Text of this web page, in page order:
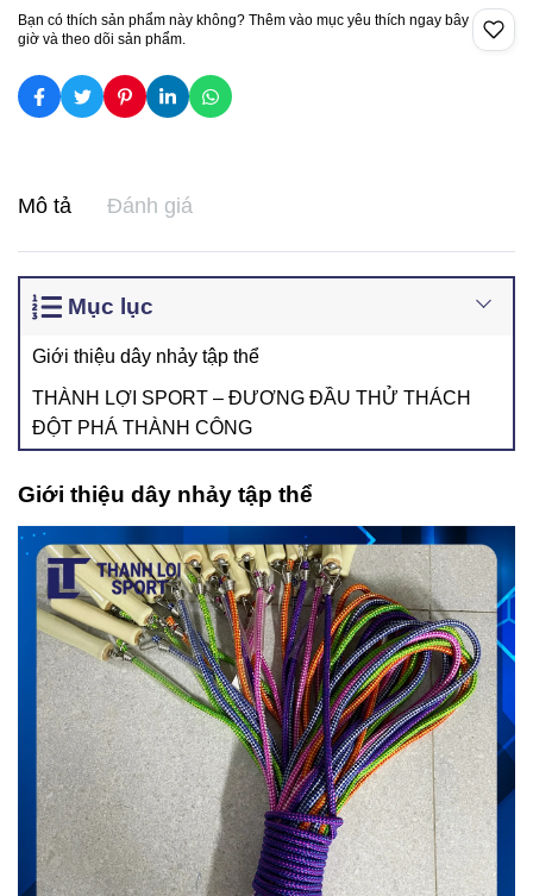
Bạn có thích sản phẩm này không? Thêm vào mục yêu thích ngay bây
giờ và theo dõi sản phẩm.
Mô tả Đánh giá
Mục lục
Giới thiệu dây nhảy tập thể
THÀNH LỢI SPORT – ĐƯƠNG ĐẦU THỬ THÁCH
ĐỘT PHÁ THÀNH CÔNG
Giới thiệu dây nhảy tập thể